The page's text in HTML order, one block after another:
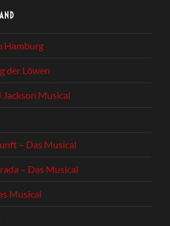
Hamburg
der Löwen
Musical
– Das Musical
– Das Musical
Musical